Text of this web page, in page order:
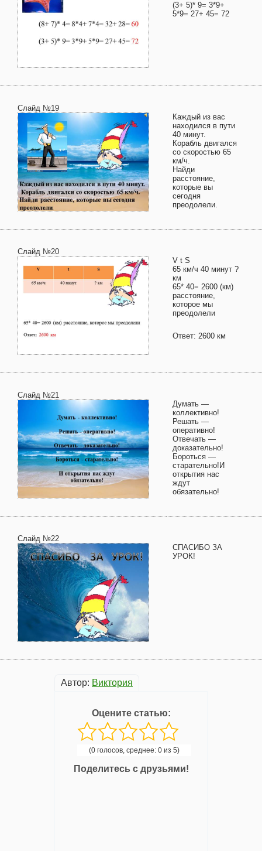
(3+ 5)* 9= 3*9+
5*9= 27+ 45= 72
Слайд №19
Каждый из вас
находился в пути
40 минут.
Корабль двигался
со скоростью 65
км/ч.
Найди
расстояние,
которые вы
сегодня
преодолели.
Слайд №20
V t S
65 км/ч 40 минут ?
км
65* 40= 2600 (км)
расстояние,
которое мы
преодолели
Ответ: 2600 км
Слайд №21
Думать —
коллективно!
Решать —
оперативно!
Отвечать —
доказательно!
Бороться —
старательно!И
открытия нас
ждут
обязательно!
Слайд №22
СПАСИБО ЗА
УРОК!
Автор: Виктория
Оцените статью:
(0 голосов, среднее: 0 из 5)
Поделитесь с друзьями!